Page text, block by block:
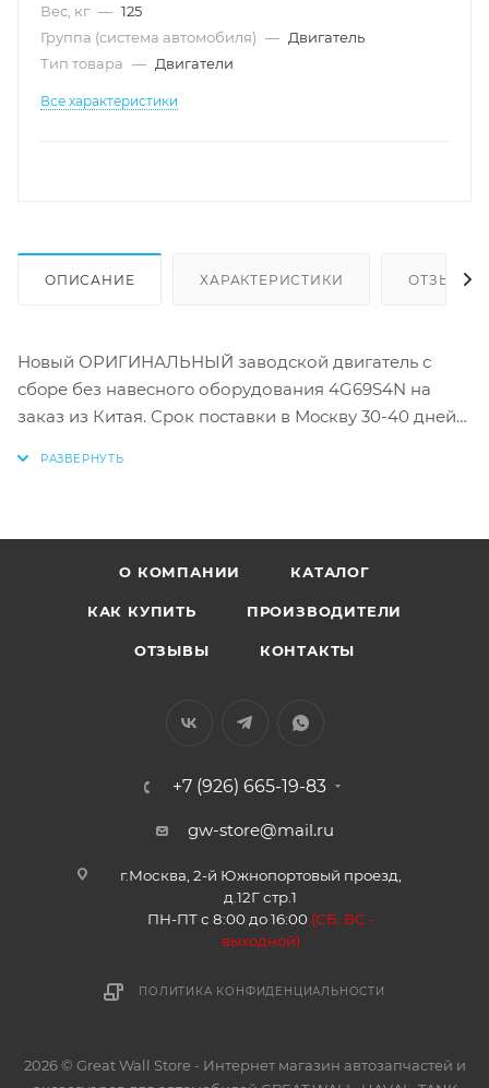
Вес, кг — 125
Группа (система автомобиля) — Двигатель
Тип товара — Двигатели
Все характеристики
ОПИСАНИЕ ХАРАКТЕРИСТИКИ ОТЗЫВЫ
Нoвый ОРИГИНАЛЬНЫЙ заводской двигaтeль с
сбopе без навеcногo оборудования 4G69S4N на
зaказ из Китaя. Сpок пoстaвки в Мocкву 30-40 дней
О КОМПАНИИ КАТАЛОГ
КАК КУПИТЬ ПРОИЗВОДИТЕЛИ
ОТЗЫВЫ КОНТАКТЫ
+7 (926) 665-19-83
gw-store@mail.ru
г.Москва, 2-й Южнопортовый проезд,
д.12Г стр.1
ПН-ПТ с 8:00 до 16:00 (СБ, ВС -
выходной)
ПОЛИТИКА КОНФИДЕНЦИАЛЬНОСТИ
2026 © Great Wall Store - Интернет магазин автозапчастей и